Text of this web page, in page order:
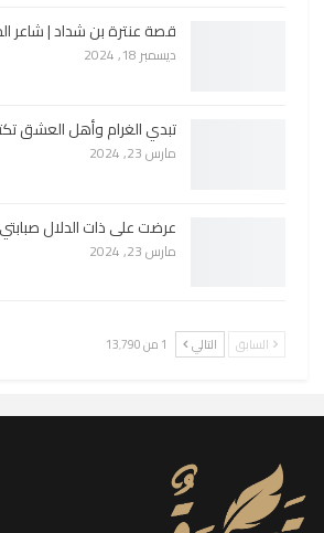
قصة عنترة بن شداد | شاعر
ديسمبر 18, 2024
تبدي الغرام وأهل العشق
مارس 23, 2024
عرضت على ذات الدلال صبابتي
مارس 23, 2024
السابق التالي 1 من 13٬790